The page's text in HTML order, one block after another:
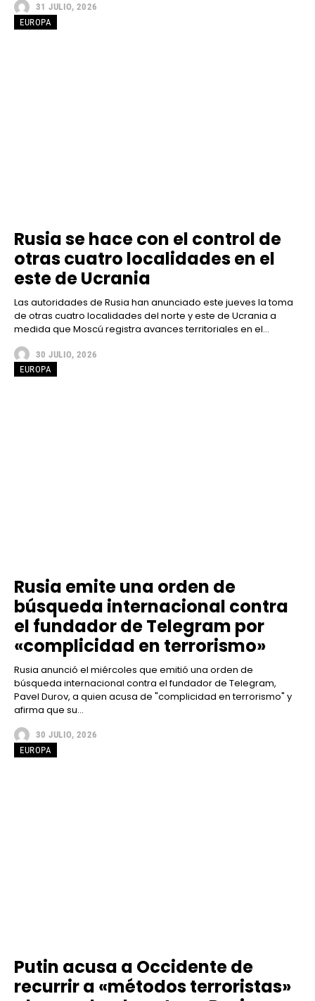
31 JULIO, 2026
EUROPA
Rusia se hace con el control de
otras cuatro localidades en el
este de Ucrania
Las autoridades de Rusia han anunciado este jueves la toma
de otras cuatro localidades del norte y este de Ucrania a
medida que Moscú registra avances territoriales en el...
30 JULIO, 2026
EUROPA
Rusia emite una orden de
búsqueda internacional contra
el fundador de Telegram por
«complicidad en terrorismo»
Rusia anunció el miércoles que emitió una orden de
búsqueda internacional contra el fundador de Telegram,
Pavel Durov, a quien acusa de "complicidad en terrorismo" y
afirma que su...
30 JULIO, 2026
EUROPA
Putin acusa a Occidente de
recurrir a «métodos terroristas»